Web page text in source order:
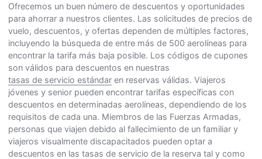
Ofrecemos un buen número de descuentos y oportunidades
para ahorrar a nuestros clientes. Las solicitudes de precios de
vuelo, descuentos, y ofertas dependen de múltiples factores,
incluyendo la búsqueda de entre más de 500 aerolíneas para
encontrar la tarifa más baja posible. Los códigos de cupones
son válidos para descuentos en nuestras
tasas de servicio estándar en reservas válidas. Viajeros
jóvenes y senior pueden encontrar tarifas específicas con
descuentos en determinadas aerolíneas, dependiendo de los
requisitos de cada una. Miembros de las Fuerzas Armadas,
personas que viajen debido al fallecimiento de un familiar y
viajeros visualmente discapacitados pueden optar a
descuentos en las tasas de servicio de la reserva tal y como